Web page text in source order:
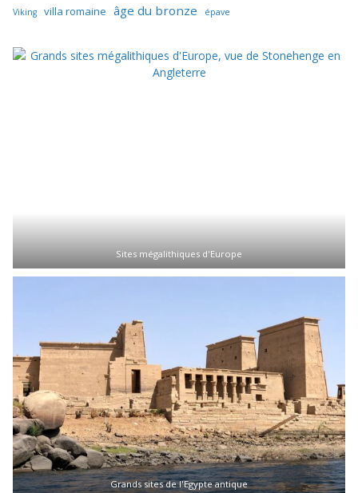
Viking villa romaine âge du bronze épave
Sites mégalithiques d'Europe
Grands sites de l'Egypte antique